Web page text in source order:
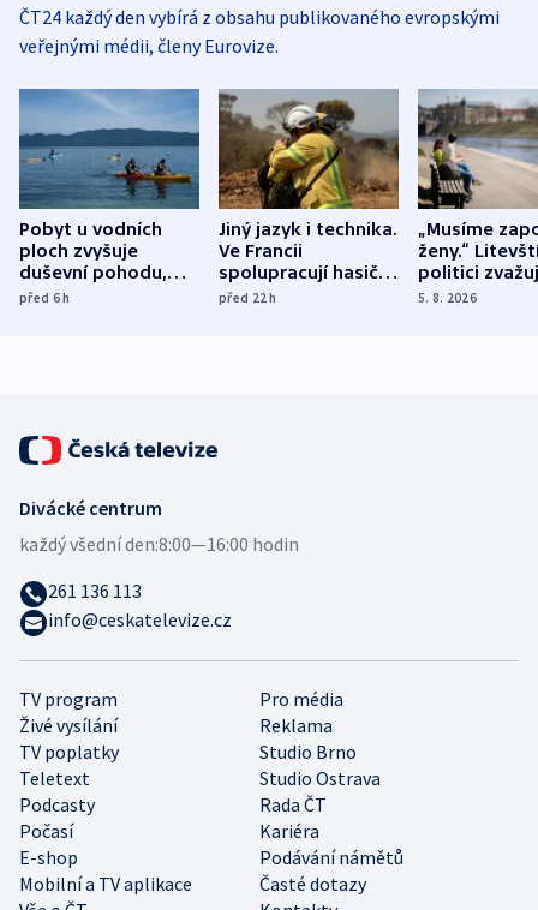
ČT24 každý den vybírá z obsahu publikovaného evropskými
veřejnými médii, členy Eurovize.
Pobyt u vodních
ploch zvyšuje
duševní pohodu,
ukázala
před 6h
Jiný jazyk i technika.
Ve Francii
spolupracují hasiči z
různých zemí
před 22h
„Musíme
ženy.“
politici
dohodu o
5. 8. 2026
TV program
Pro média
Živé vysílání
Reklama
TV poplatky
Studio Brno
Teletext
Studio Ostrava
Podcasty
Rada ČT
Počasí
Kariéra
E-shop
Podávání námětů
Mobilní a TV aplikace
Časté dotazy
Divácké centrum
každý všední den:8:00—16:00 hodin
261 136 113
info@ceskatelevize.cz